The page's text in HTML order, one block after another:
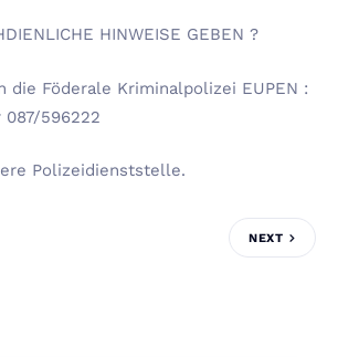
HINWEISE GEBEN ?
die Föderale Kriminalpolizei EUPEN :
087/596222
Polizeidienststelle.
NEXT